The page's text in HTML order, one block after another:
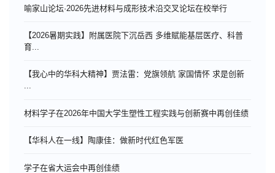
喻家山论坛·2026先进材料与成形技术沿交叉论坛在校举行
【2026暑期实践】附属医院下沉岳西 多维赋能基层医疗、科普
育...
【我心中的华科大精神】贾法雷：党旗领航 家国情怀 求是创新
...
材料学子在2026年中国大学生塑性工程实践与创新赛中再创佳绩
【华科人在一线】陶康佳：做新时代红色军医
学子在省大运会中再创佳绩